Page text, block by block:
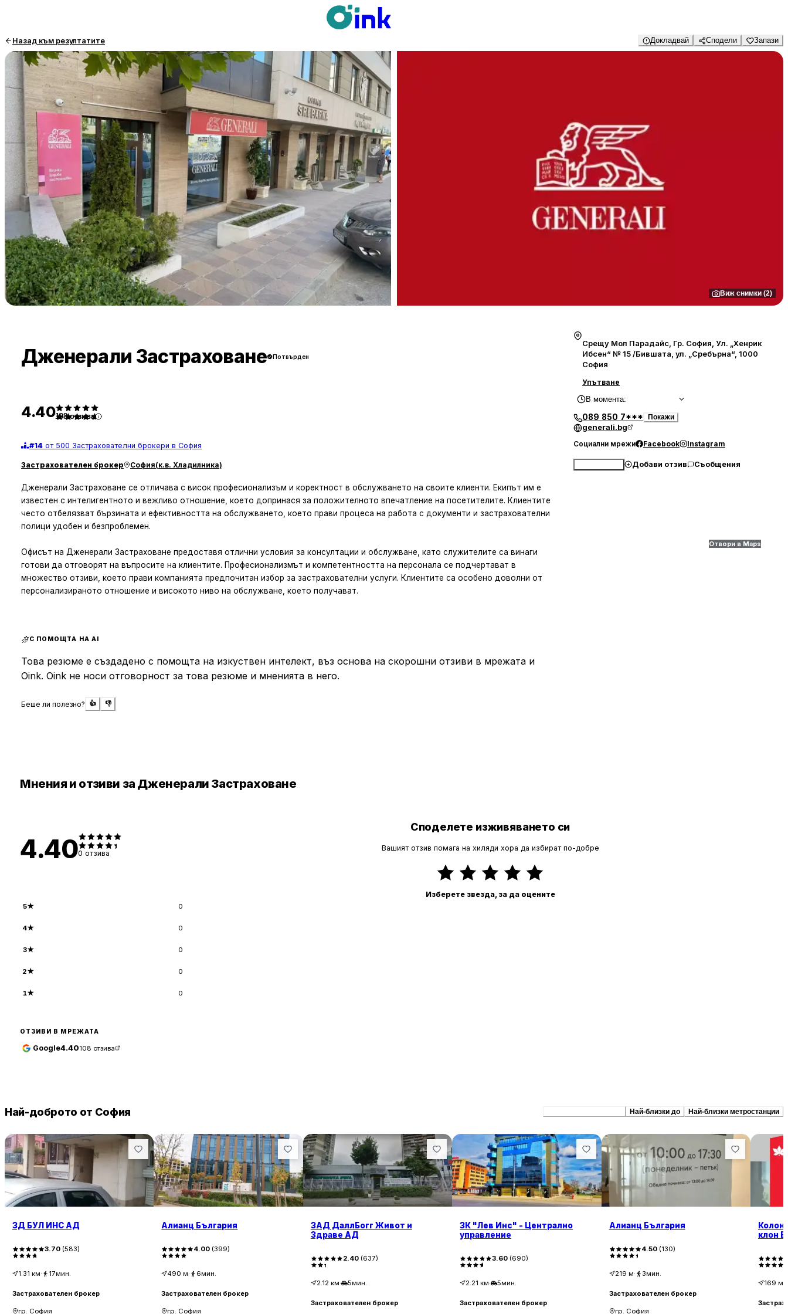
Назад към резултатите Докладвай Сподели Запази
Виж снимки (2)
Дженерали Застраховане Потвърден
4.40108 отзива
#14 от 500 Застрахователни брокери в София
Застрахователен брокер София(к.в. Хладилника)
Дженерали Застраховане се отличава с висок професионализъм и коректност в обслужването на своите клиенти. Екипът им е
известен с интелигентното и вежливо отношение, което допринася за положителното впечатление на посетителите. Клиентите
често отбелязват бързината и ефективността на обслужването, което прави процеса на работа с документи и застрахователни
полици удобен и безпроблемен.
Офисът на Дженерали Застраховане предоставя отлични условия за консултации и обслужване, като служителите са винаги
готови да отговорят на въпросите на клиентите. Професионализмът и компетентността на персонала се подчертават в
множество отзиви, което прави компанията предпочитан избор за застрахователни услуги. Клиентите са особено доволни от
персонализираното отношение и високото ниво на обслужване, което получават.
С ПОМОЩТА НА AI
Това резюме е създадено с помощта на изкуствен интелект, въз основа на скорошни отзиви в мрежата и
Oink. Oink не носи отговорност за това резюме и мненията в него.
Беше ли полезно? 👍 👎
Срещу Мол Парадайс, Гр. София, Ул. „Хенрик
Ибсен“ № 15 /Бившата, ул. „Сребърна“, 1000
София
Упътване
В момента:
089 850 7*** Покажи
generali.bg
Социални мрежи Facebook Instagram
Добави отзив Съобщения
Отвори в Maps
Мнения и отзиви за Дженерали Застраховане
4.400 отзива
5★ 0
4★ 0
3★ 0
2★ 0
1★ 0
ОТЗИВИ В МРЕЖАТА
Google4.40108 отзива
Споделете изживяването си
Вашият отзив помага на хиляди хора да избират по-добре
Изберете звезда, за да оцените
Най-доброто от София Най-близки до Най-близки метростанции
ЗД БУЛ ИНС АД
3.70 (583)
1.31 км· 17мин.
Застрахователен брокер
гр. София
Алианц България
4.00 (399)
490 м· 6мин.
Застрахователен брокер
гр. София
ЗАД ДаллБогг Живот и
Здраве АД
2.40(637)
2.12 км· 5мин.
Застрахователен брокер
ЗК "Лев Инс" - Централно
управление
3.60 (690)
2.21 км· 5мин.
Застрахователен брокер
Алианц България
4.50(130)
219 м· 3мин.
Застрахователен брокер
гр. София
клон
169 м